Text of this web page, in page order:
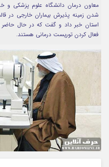
مرا به خاطر بسپار
معاون درمان دانشگاه علوم پزشکی و
شدن زمینه پذیرش بیماران خارجی در
استان خبر داد و گفت که در حال
فعال کردن توریست درمانی هستند.